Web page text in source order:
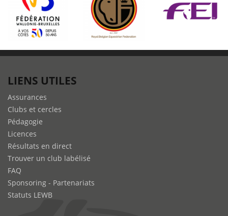
LIENS UTILES
Assurances
Clubs et cercles
Pédagogie
Licences
Résultats en direct
Trouver un club labélisé
FAQ
Sponsoring - Partenariats
Statuts LEWB